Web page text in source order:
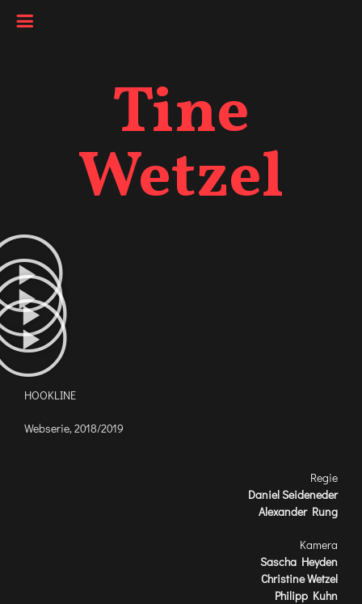
Tine
Wetzel
HOOKLINE
Webserie, 2018/2019
Regie
Daniel Seideneder
Alexander Rung
Kamera
Sascha Heyden
Christine Wetzel
Philipp Kuhn